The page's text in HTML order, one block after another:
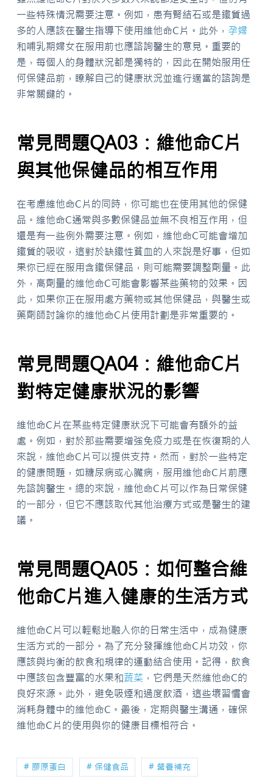
一些特殊情況需要注意。例如，患有腎結石或是鐵質過
多的人應該在醫生指導下使用維他命C片。此外， 孕婦
和哺乳期婦女在服用前也應諮詢醫生的意見。重要的
是，每個人的身體狀況都是獨特的，因此在開始服用任
何保健品前，瞭解自己的健康狀況並進行適當的諮詢是
非常關鍵的。
常見問題QA03：維他命C片
與其他保健品的相互作用
在考慮維他命C片的同時，你可能也在使用其他的保健
品。維他命C通常與多數保健品並無不良相互作用，但
還是有一些例外需要注意。例如，維他命C可能會增加
鐵質的吸收，這對於缺鐵性貧血的人來說是好事，但如
果你已經在服用含鐵保健品，則可能需要調整劑量。此
外，高劑量的維他命C可能會影響某些藥物的效果。因
此，如果你正在服用處方藥物或其他保健品，與醫生或
藥劑師討論你的維他命C片使用計劃是非常重要的。
常見問題QA04：維他命C片
對特定健康狀況的影響
維他命C片在某些特定健康狀況下可能會有額外的益
處。例如，對於那些需要增強免疫力或是在恢復期的人
來說，維他命C片可以提供支持。然而，對於一些特定
的健康問題，如糖尿病或心臟病，服用維他命C片前應
先諮詢醫生。總的來說，維他命C片可以作為日常保健
的一部分，但它不應該取代其他治療方式或是醫生的建
議。
常見問題QA05：如何整合維
他命C片進入健康的生活方式
維他命C片可以輕鬆地融入你的日常生活中，成為健康
生活方式的一部分。為了充分發揮維他命C片功效，你
應該與均衡的飲食和規律的運動結合使用。記得，飲食
中應該包含豐富的水果和蔬菜 ，它們是天然維他命C的
良好來源。此外，避免吸煙和過度飲酒，這些壞習慣會
消耗身體中的維他命C。最後，定期與醫生溝通，確保
維他命C片的使用與你的健康目標相符合。
# 膠原蛋白 # 保健食品 # 營養補充